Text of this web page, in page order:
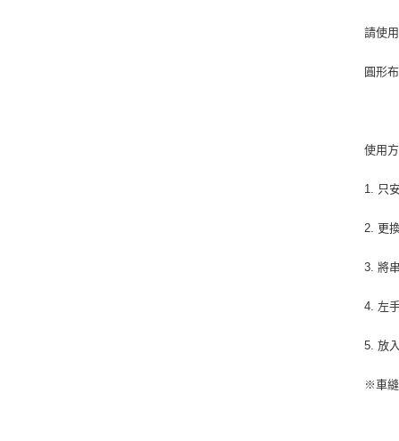
請使
圓形
使用
1. 只
2. 更
3. 將
4. 左
5. 放
※車縫